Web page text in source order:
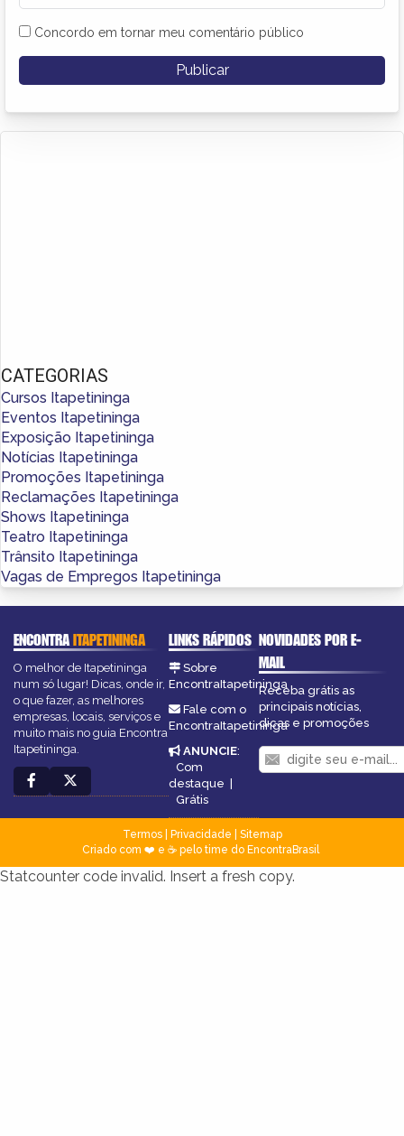
Concordo em tornar meu comentário público
CATEGORIAS
Cursos Itapetininga
Eventos Itapetininga
Exposição Itapetininga
Notícias Itapetininga
Promoções Itapetininga
Reclamações Itapetininga
Shows Itapetininga
Teatro Itapetininga
Trânsito Itapetininga
Vagas de Empregos Itapetininga
ENCONTRAITAPETININGA
O melhor de Itapetininga
num só lugar! Dicas, onde ir,
o que fazer, as melhores
empresas, locais, serviços e
muito mais no guia Encontra
Itapetininga.
LINKS RÁPIDOS
Sobre
EncontraItapetininga
Fale com o
EncontraItapetininga
ANUNCIE:
Com
destaque
Grátis
NOVIDADES POR E-
MAIL
Receba grátis as
principais notícias,
dicas e promoções
Termos| Privacidade
Sitemap
Criado com ❤️ e ☕ pelo time do EncontraBrasil
Statcounter code invalid. Insert a fresh copy.